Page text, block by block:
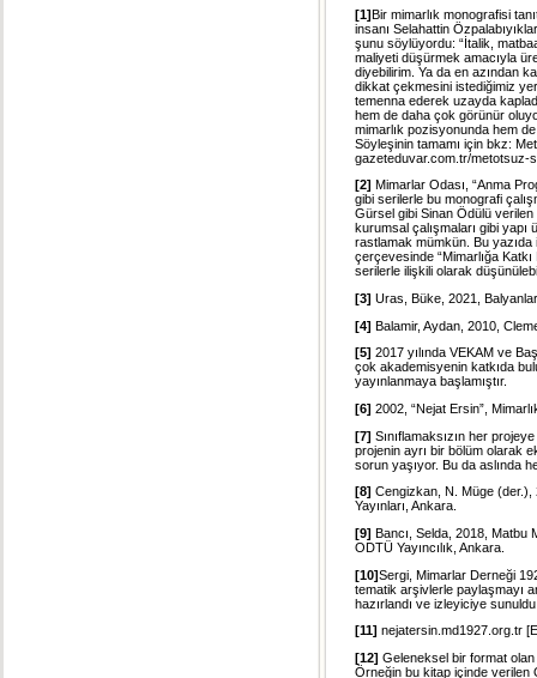
[1]Bir mimarlık monografisi
insanı Selahattin
şunu söylüyordu: “İtalik,
maliyeti düşürmek amacıyla
diyebilirim. Ya da en azından
dikkat çekmesini istediğimiz
temenna ederek uzayda
hem de daha çok görünür
mimarlık pozisyonunda hem de
Söyleşinin tamamı için bkz:
gazeteduvar.com.tr/metotsuz-
[2] Mimarlar Odası, “Anma
gibi serilerle bu monografi
Gürsel gibi Sinan Ödülü
kurumsal çalışmaları gibi
rastlamak mümkün. Bu yazıda
çerçevesinde “Mimarlığa
serilerle ilişkili olarak
[3] Uras, Büke, 2021,
[4] Balamir, Aydan, 2010,
[5] 2017 yılında VEKAM ve
çok akademisyenin katkıda
yayınlanmaya başlamıştır.
[6] 2002, “Nejat Ersin”,
[7] Sınıflamaksızın her
projenin ayrı bir bölüm olarak
sorun yaşıyor. Bu da aslında
[8] Cengizkan, N. Müge
Yayınları, Ankara.
[9] Bancı, Selda, 2018, Matbu
ODTÜ Yayıncılık, Ankara.
[10]Sergi, Mimarlar Derneği
tematik arşivlerle paylaşmayı
hazırlandı ve izleyiciye
[11] nejatersin.md1927.org.tr
[12] Geleneksel bir format olan
Örneğin bu kitap içinde verilen